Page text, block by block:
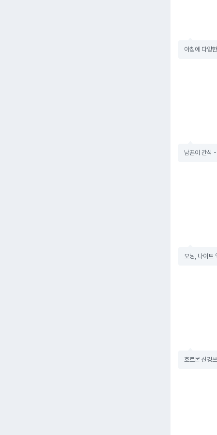
아침에 다양
남푠이 간식
모닝, 나이트
호르몬 신경